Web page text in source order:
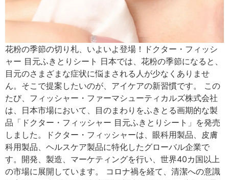
花粉の季節の切り札、いよいよ登場！ドクター・フィッシ
ャー 目元ふきとりシート 日本では、花粉の季節になると、
目元のさまざまな症状に悩まされる人が少なくありませ
ん。そこで提案したいのが、アイケアの新習慣です。 この
たび、フィッシャー・ファーマシューティカルズ株式会社
は、日本市場において、目のまわりをふきとる画期的な製
品「ドクター・フィッシャー 目元ふきとりシート」を発売
しました。ドクター・フィッシャーは、眼科用製品、皮膚
科用製品、ヘルスケア製品に特化したグローバル企業で
す。開発、製造、マーケティングを行い、世界40カ国以上
の市場に展開しています。 コロナ禍を経て、清潔への意識